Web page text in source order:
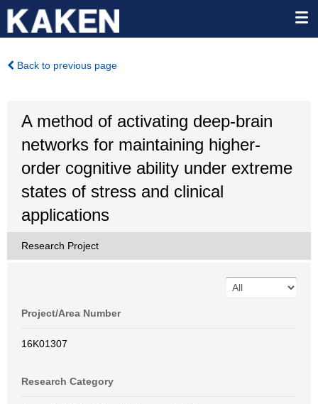
Back to previous page
A method of activating deep-brain
networks for maintaining higher-
order cognitive ability under extreme
states of stress and clinical
applications
Research Project
Project/Area Number
16K01307
Research Category